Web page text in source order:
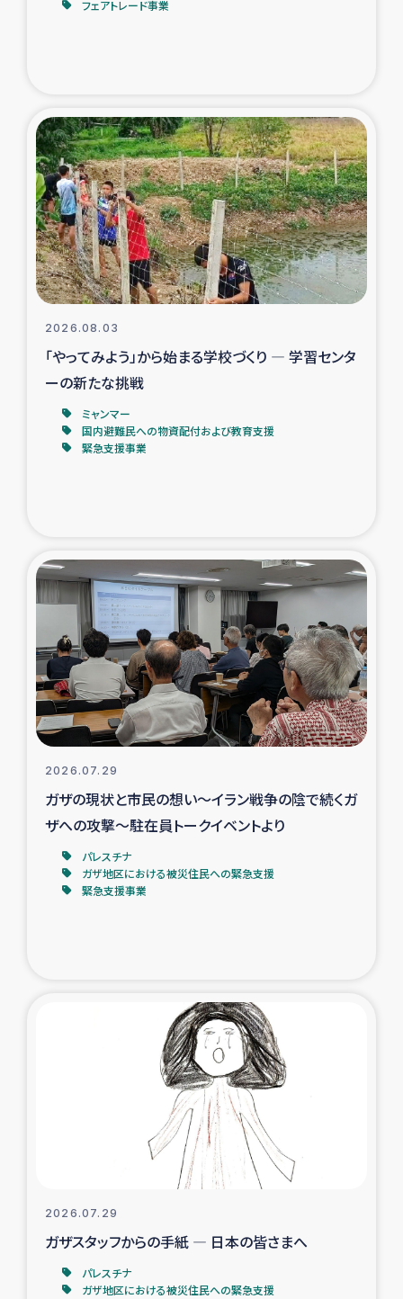
漁民によるマングローブ植林活動
レバノンでのシリア難民への食糧・越冬支援
レバノンにおける緊急支援
レバノンでのシリア難民への教育支援事業
レバノンでのシリア難民・レバノン人への農業支援
海外ルーツの市民との共生
神原ゼミxパルシック
仮設住宅生活支援・農業復興支援
漁業復興支援
インターン・ボランティア日誌
経済自立支援事業
ガザ空爆被災者への食料支援と農家生産支援
ガザ地区における羊の畜産支援
ガザ地区酪農を通した女性グループの生計支援
ふりかけ普及と食生活改善による栄養改善事業
フェアトレード事業
緊急支援事業
女性の生計向上を通じた子どもの栄養改善事業
民際教育
食べる
フェアトレード事業
2026.08.03
「やってみよう」から始まる学校づくり ― 学習センタ
ーの新たな挑戦
ミャンマー
国内避難民への物資配付および教育支援
緊急支援事業
2026.07.29
ガザの現状と市民の想い～イラン戦争の陰で続くガ
ザへの攻撃～駐在員トークイベントより
パレスチナ
ガザ地区における被災住民への緊急支援
緊急支援事業
2026.07.29
ガザスタッフからの手紙 ― 日本の皆さまへ
パレスチナ
ガザ地区における被災住民への緊急支援